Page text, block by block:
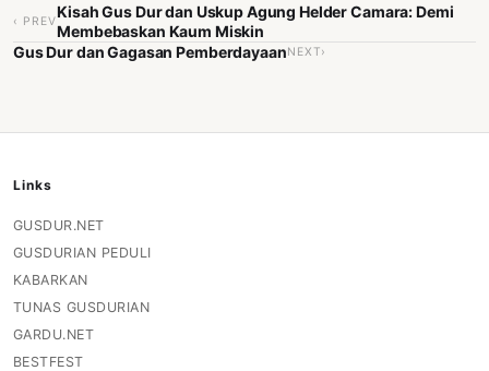
‹ PREV
Kisah Gus Dur dan Uskup Agung Helder Camara: Demi
Membebaskan Kaum Miskin
Gus Dur dan Gagasan PemberdayaanNEXT›
Links
GUSDUR.NET
GUSDURIAN PEDULI
KABARKAN
TUNAS GUSDURIAN
GARDU.NET
BESTFEST